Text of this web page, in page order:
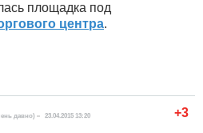
площадка под
центра.
+3
давно) 23.04.2015 13:20